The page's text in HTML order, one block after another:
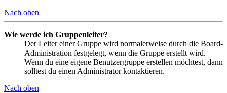
Nach oben
Wie werde ich Gruppenleiter?
Der Leiter einer Gruppe wird normalerweise durch die Board-
Administration festgelegt, wenn die Gruppe erstellt wird.
Wenn du eine eigene Benutzergruppe erstellen möchtest, dann
solltest du einen Administrator kontaktieren.
Nach oben